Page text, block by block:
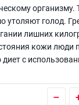
голод.
лишних
кожи
с
–